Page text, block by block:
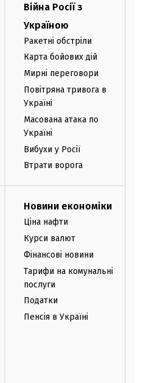
Війна Росії з
Україною
Ракетні обстріли
Карта бойових дій
Мирні переговори
Повітряна тривога в
Україні
Масована атака по
Україні
Вибухи у Росії
Втрати ворога
Новини економіки
Ціна нафти
Курси валют
Фінансові новини
Тарифи на комунальні
послуги
Податки
Пенсія в Україні